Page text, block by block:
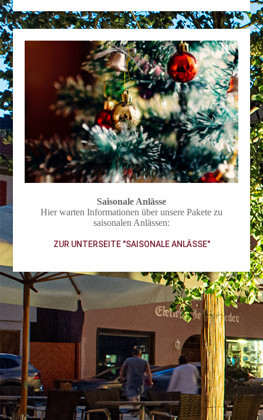
Saisonale Anlässe
Hier warten Informationen über unsere Pakete zu
saisonalen Anlässen:
ZUR UNTERSEITE "SAISONALE ANLÄSSE"